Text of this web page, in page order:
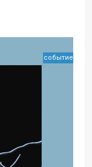
событие